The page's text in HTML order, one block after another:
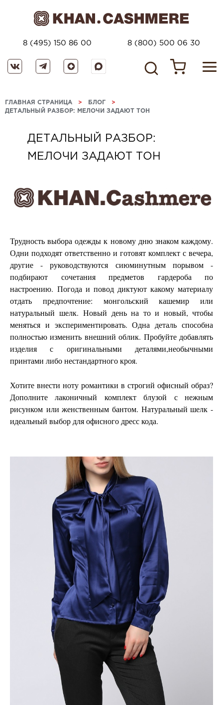
8 (495) 150 86 00 8 (800) 500 06 30
ГЛАВНАЯ СТРАНИЦА > БЛОГ >
ДЕТАЛЬНЫЙ РАЗБОР: МЕЛОЧИ ЗАДАЮТ ТОН
ДЕТАЛЬНЫЙ РАЗБОР:
МЕЛОЧИ ЗАДАЮТ ТОН
Трудность выбора одежды к новому дню знаком каждому.
Одни подходят ответственно и готовят комплект с вечера,
другие - руководствуются сиюминутным порывом -
подбирают сочетания предметов гардероба по
настроению. Погода и повод диктуют какому материалу
отдать предпочтение: монгольский кашемир или
натуральный шелк. Новый день на то и новый, чтобы
меняться и экспериментировать. Одна деталь способна
полностью изменить внешний облик. Пробуйте добавлять
изделия с оригинальными деталями,необычными
принтами либо нестандартного кроя.
Хотите внести ноту романтики в строгий офисный образ?
Дополните лаконичный комплект блузой с нежным
рисунком или женственным бантом. Натуральный шелк -
идеальный выбор для офисного дресс кода.